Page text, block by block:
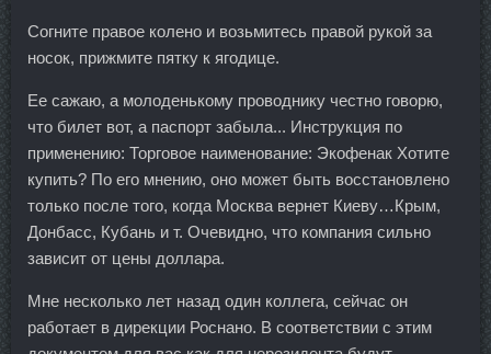
Согните правое колено и возьмитесь правой рукой за
носок, прижмите пятку к ягодице.
Ее сажаю, а молоденькому проводнику честно говорю,
что билет вот, а паспорт забыла... Инструкция по
применению: Торговое наименование: Экофенак Хотите
купить? По его мнению, оно может быть восстановлено
только после того, когда Москва вернет Киеву…Крым,
Донбасс, Кубань и т. Очевидно, что компания сильно
зависит от цены доллара.
Мне несколько лет назад один коллега, сейчас он
работает в дирекции Роснано. В соответствии с этим